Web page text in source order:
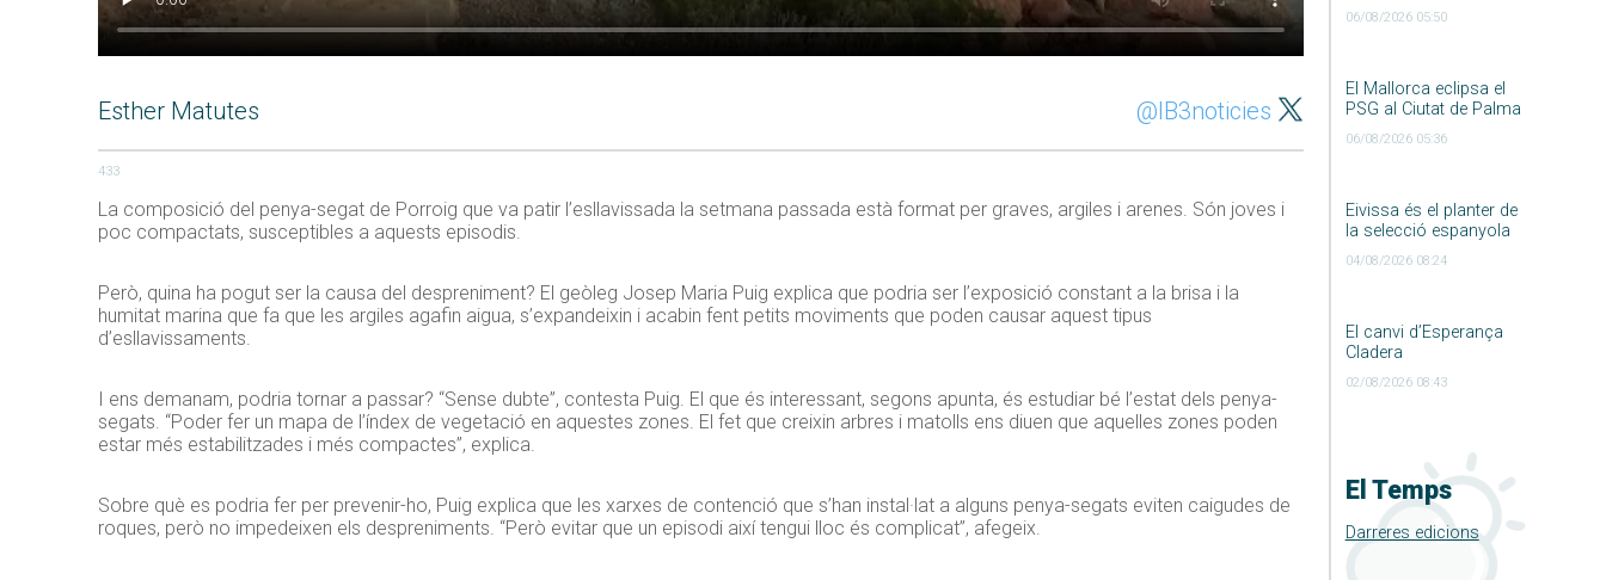
06/08/2026 05:50
El Mallorca eclipsa el
PSG al Ciutat de Palma
06/08/2026 05:36
Eivissa és el planter de
la selecció espanyola
04/08/2026 08:24
El canvi d’Esperança
Cladera
02/08/2026 08:43
El Temps
Darreres edicions
Esther Matutes @IB3noticies
433
La composició del penya-segat de Porroig que va patir l’esllavissada la setmana passada està format per graves, argiles i arenes. Són joves i
poc compactats, susceptibles a aquests episodis.
Però, quina ha pogut ser la causa del despreniment? El geòleg Josep Maria Puig explica que podria ser l’exposició constant a la brisa i la
humitat marina que fa que les argiles agafin aigua, s’expandeixin i acabin fent petits moviments que poden causar aquest tipus
d’esllavissaments.
I ens demanam, podria tornar a passar? “Sense dubte”, contesta Puig. El que és interessant, segons apunta, és estudiar bé l’estat dels penya-
segats. “Poder fer un mapa de l’índex de vegetació en aquestes zones. El fet que creixin arbres i matolls ens diuen que aquelles zones poden
estar més estabilitzades i més compactes”, explica.
Sobre què es podria fer per prevenir-ho, Puig explica que les xarxes de contenció que s’han instal·lat a alguns penya-segats eviten caigudes de
roques, però no impedeixen els despreniments. “Però evitar que un episodi així tengui lloc és complicat”, afegeix.